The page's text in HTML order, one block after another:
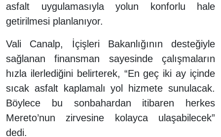
asfalt uygulamasıyla yolun konforlu hale
getirilmesi planlanıyor.
Vali Canalp, İçişleri Bakanlığının desteğiyle
sağlanan finansman sayesinde çalışmaların
hızla ilerlediğini belirterek, “En geç iki ay içinde
sıcak asfalt kaplamalı yol hizmete sunulacak.
Böylece bu sonbahardan itibaren herkes
Mereto’nun zirvesine kolayca ulaşabilecek”
dedi.